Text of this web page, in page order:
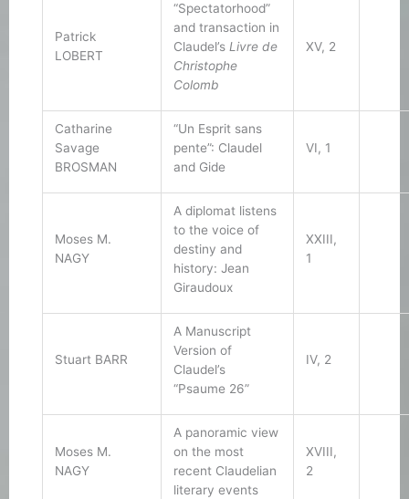
Patrick
LOBERT
“Spectatorhood”
and transaction in
Claudel’s Livre de
Christophe
Colomb
XV, 2
Catharine
Savage
BROSMAN
“Un Esprit sans
pente”: Claudel
and Gide
VI, 1
Moses M.
NAGY
A diplomat listens
to the voice of
destiny and
history: Jean
Giraudoux
XXIII,
1
Stuart BARR
A Manuscript
Version of
Claudel’s
“Psaume 26”
IV, 2
Moses M.
NAGY
A panoramic view
on the most
recent Claudelian
literary events
XVIII,
2